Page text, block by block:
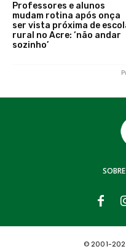
Professores e alunos
mudam rotina após onça
ser vista próxima de
rural no Acre: ‘não andar
sozinho’
SOBRE
© 2001-